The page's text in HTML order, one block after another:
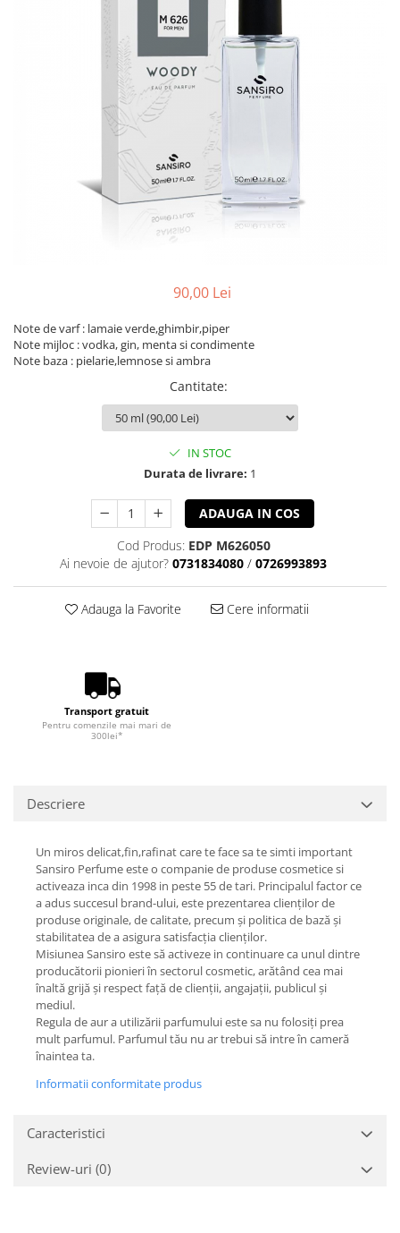
90,00 Lei
Note de varf : lamaie verde,ghimbir,piper
Note mijloc : vodka, gin, menta si condimente
Note baza : pielarie,lemnose si ambra
Cantitate:
IN STOC
Durata de livrare: 1
ADAUGA IN COS
Cod Produs: EDP M626050
Ai nevoie de ajutor? 0731834080 / 0726993893
Adauga la Favorite Cere informatii
Transport gratuit
Pentru comenzile mai mari de
300lei*
Descriere
Un miros delicat,fin,rafinat care te face sa te simti important
Sansiro Perfume este o companie de produse cosmetice si
activeaza inca din 1998 in peste 55 de tari. Principalul factor ce
a adus succesul brand-ului, este prezentarea clienților de
produse originale, de calitate, precum și politica de bază și
stabilitatea de a asigura satisfacția clienților.
Misiunea Sansiro este să activeze in continuare ca unul dintre
producătorii pionieri în sectorul cosmetic, arătând cea mai
înaltă grijă și respect față de clienții, angajații, publicul și
mediul.
Regula de aur a utilizării parfumului este sa nu folosiți prea
mult parfumul. Parfumul tău nu ar trebui să intre în cameră
înaintea ta.
Informatii conformitate produs
Caracteristici
Review-uri (0)